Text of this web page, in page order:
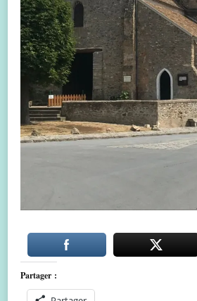
Partager :